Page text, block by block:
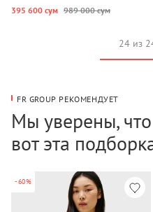
395 600 сум 989 000 сум
24 из
FR GROUP РЕКОМЕНДУЕТ
Мы уверены, что
вот эта
-60%